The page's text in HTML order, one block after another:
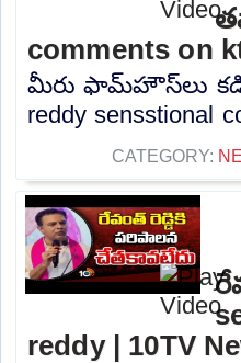
comments on
మీరు ఫామ్‌హౌస్‌లు కడితే
reddy sensstional
CATEGORY:
reddy | 10TV